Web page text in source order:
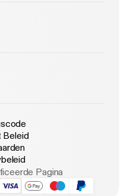
Beleid
Pagina